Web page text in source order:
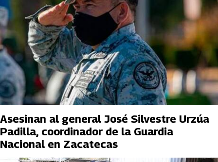
Asesinan al general José Silvestre Urzúa
Padilla, coordinador de la Guardia
Nacional en Zacatecas